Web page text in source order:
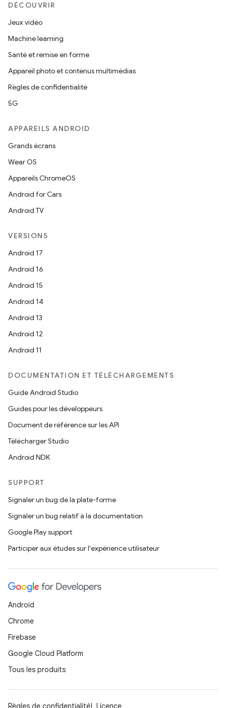
DÉCOUVRIR
Jeux vidéo
Machine learning
Santé et remise en forme
Appareil photo et contenus multimédias
Règles de confidentialité
5G
APPAREILS ANDROID
Grands écrans
Wear OS
Appareils ChromeOS
Android for Cars
Android TV
VERSIONS
Android 17
Android 16
Android 15
Android 14
Android 13
Android 12
Android 11
DOCUMENTATION ET TÉLÉCHARGEMENTS
Guide Android Studio
Guides pour les développeurs
Document de référence sur les API
Télécharger Studio
Android NDK
SUPPORT
Signaler un bug de la plate-forme
Signaler un bug relatif à la documentation
Google Play support
Participer aux études sur l'expérience utilisateur
Android
Chrome
Firebase
Google Cloud Platform
Tous les produits
Règles de confidentialité Licence